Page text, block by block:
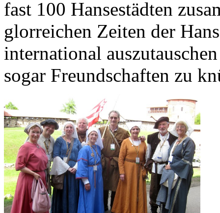
fast 100 Hansestädten
glorreichen Zeiten der
international
sogar Freundschaften zu